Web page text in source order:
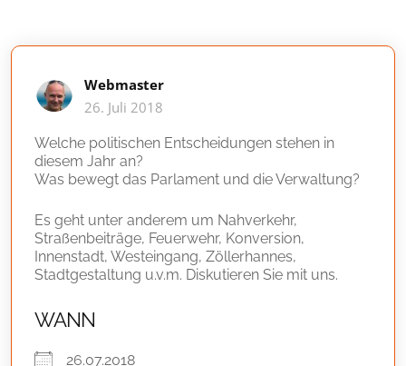
Webmaster
26. Juli 2018
Welche politischen Entscheidungen stehen in
diesem Jahr an?
Was bewegt das Parlament und die Verwaltung?
Es geht unter anderem um Nahverkehr,
Straßenbeiträge, Feuerwehr, Konversion,
Innenstadt, Westeingang, Zöllerhannes,
Stadtgestaltung u.v.m. Diskutieren Sie mit uns.
WANN
26.07.2018